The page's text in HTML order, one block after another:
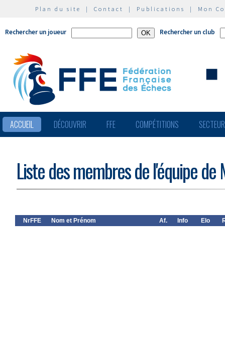
Plan du site | Contact | Publications | Mon
Rechercher un joueur Rechercher un club
ACCUEIL DÉCOUVRIR FFE COMPÉTITIONS
Liste des membres de l'équipe de
NrFFE Nom et Prénom Af. Info Elo